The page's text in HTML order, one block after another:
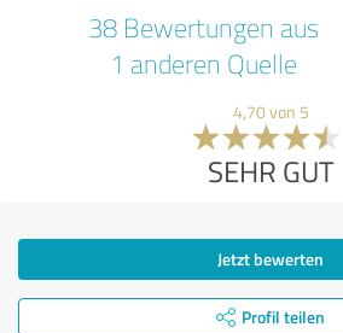
38 Bewertungen aus
1 anderen Quelle
4,70 von 5
SEHR GUT
Jetzt bewerten
Profil teilen